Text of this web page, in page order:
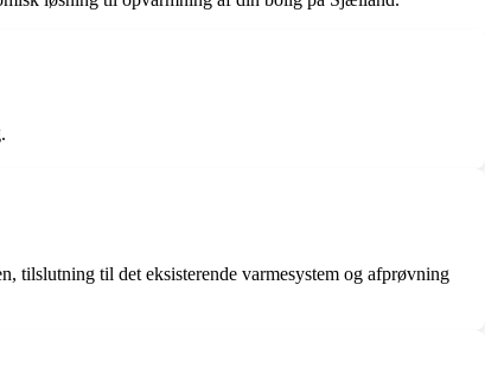
tilslutning til det eksisterende varmesystem og afprøvning